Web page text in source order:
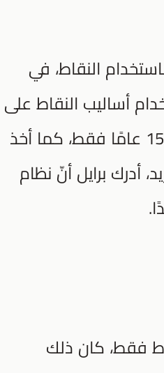
النقاط، في
أساليب النقاط على
ورق سميك ووضع أسلوبه الخاص بتعلمها، ذلك وهو بعمر 15 عامًا فقط، كما أخذ
أدرك برايل أنّ نظام
نقطة إلى ست نقاط فقط، كان ذلك